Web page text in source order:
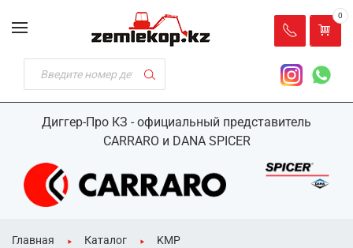
Диггер-Про КЗ - официальный представитель
CARRARO и DANA SPICER
0
Главная Каталог
KMP